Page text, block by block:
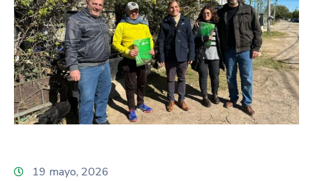
19 mayo, 2026